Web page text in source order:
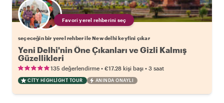
Favori yerel rehberini seç
seçeceğin bir yerel rehber ile New delhi keyfini çıkar
Yeni Delhi'nin Öne Çıkanları ve Gizli Kalmış
Güzellikleri
135 değerlendirme • €17.28 kişi başı • 3 saat
CITY HIGHLIGHT TOUR ANINDA ONAYLI